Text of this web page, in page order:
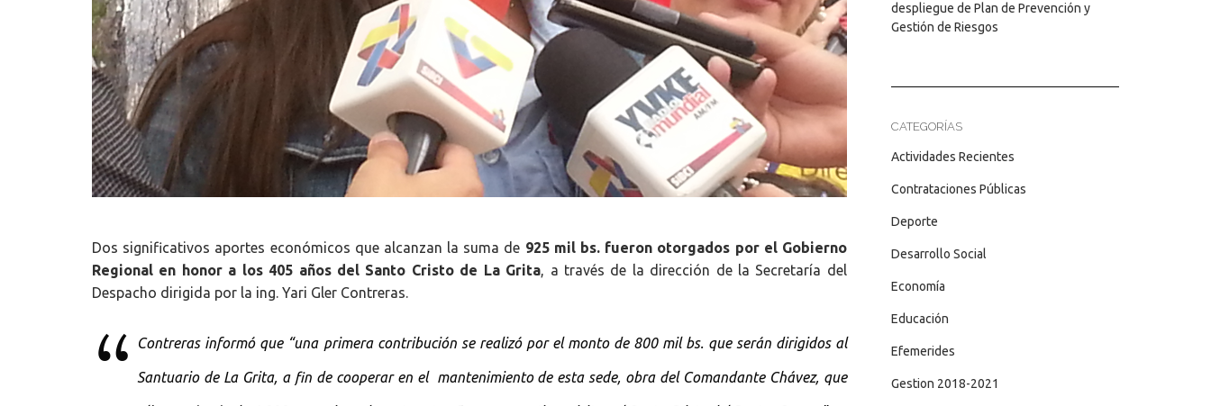
Dos significativos aportes económicos que alcanzan la suma de 925 mil bs. fueron otorgados por el Gobierno
Regional en honor a los 405 años del Santo Cristo de La Grita, a través de la dirección de la Secretaría del
Despacho dirigida por la ing. Yari Gler Contreras.
Contreras informó que “una primera contribución se realizó por el monto de 800 mil bs. que serán dirigidos al
Santuario de La Grita, a fin de cooperar en el mantenimiento de esta sede, obra del Comandante Chávez, que
despliegue de Plan de Prevención y
Gestión de Riesgos
CATEGORÍAS
Actividades Recientes
Contrataciones Públicas
Deporte
Desarrollo Social
Economía
Educación
Efemerides
Gestion 2018-2021